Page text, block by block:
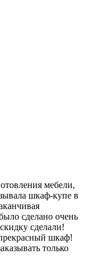
мебели,
шкаф-купе в
сделано очень
сделали!
шкаф!
только